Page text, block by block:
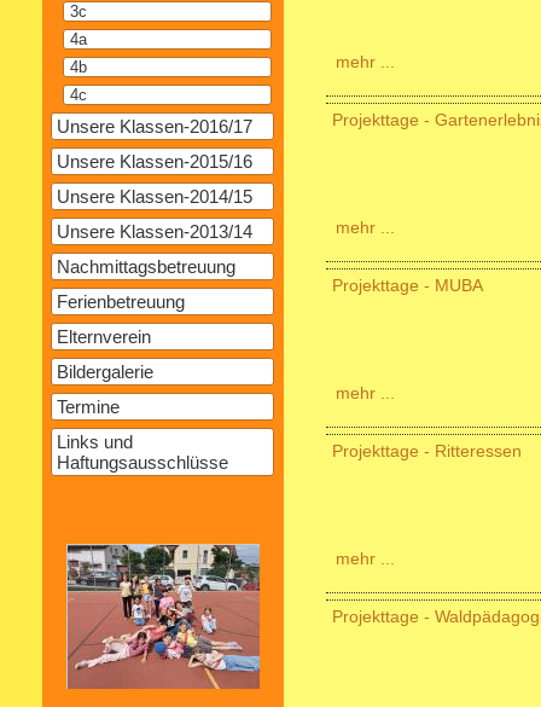
3c
4a
4b
4c
Unsere Klassen-2016/17
Unsere Klassen-2015/16
Unsere Klassen-2014/15
Unsere Klassen-2013/14
Nachmittagsbetreuung
Ferienbetreuung
Elternverein
Bildergalerie
Termine
Links und
Haftungsausschlüsse
mehr ...
Projekttage -
mehr ...
Projekttage - MUBA
mehr ...
Projekttage - Ritteressen
mehr ...
Projekttage -